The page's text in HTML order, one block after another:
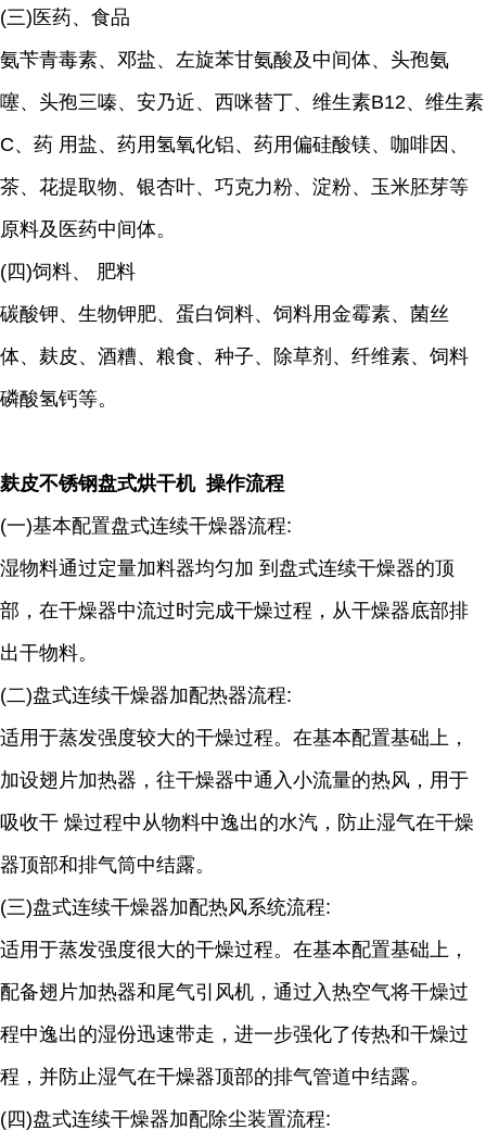
(三)医药、食品
氨苄青毒素、邓盐、左旋苯甘氨酸及中间体、头孢氨
噻、头孢三嗪、安乃近、西咪替丁、维生素B12、维生素
C、药 用盐、药用氢氧化铝、药用偏硅酸镁、咖啡因、
茶、花提取物、银杏叶、巧克力粉、淀粉、玉米胚芽等
原料及医药中间体。
(四)饲料、 肥料
碳酸钾、生物钾肥、蛋白饲料、饲料用金霉素、菌丝
体、麸皮、酒糟、粮食、种子、除草剂、纤维素、饲料
磷酸氢钙等。
麸皮不锈钢盘式烘干机 操作流程
(一)基本配置盘式连续干燥器流程:
湿物料通过定量加料器均匀加 到盘式连续干燥器的顶
部，在干燥器中流过时完成干燥过程，从干燥器底部排
出干物料。
(二)盘式连续干燥器加配热器流程:
适用于蒸发强度较大的干燥过程。在基本配置基础上，
加设翅片加热器，往干燥器中通入小流量的热风，用于
吸收干 燥过程中从物料中逸出的水汽，防止湿气在干燥
器顶部和排气筒中结露。
(三)盘式连续干燥器加配热风系统流程:
适用于蒸发强度很大的干燥过程。在基本配置基础上，
配备翅片加热器和尾气引风机，通过入热空气将干燥过
程中逸出的湿份迅速带走，进一步强化了传热和干燥过
程，并防止湿气在干燥器顶部的排气管道中结露。
(四)盘式连续干燥器加配除尘装置流程: